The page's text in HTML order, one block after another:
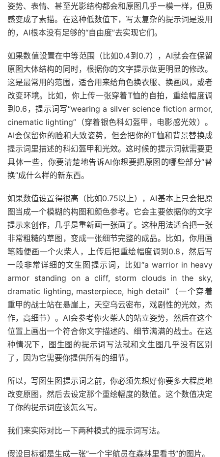
姿势、表情、甚至光影结构都会和原图几乎一模一样，但质
感变成了素描。在这种低数值下，写太复杂的提示词是没用
的，AI根本没有足够的“自由度”去实现它们。
如果数值设置在中等范围（比如0.4到0.7），AI就会在保留
原图大体结构的同时，根据你的文字提示做更明显的修改。
这是最常用的范围，适合用来给角色换衣服、换画风，或者
改变环境。比如，你上传一张穿着T恤的自拍，重绘幅度调
到0.6，提示词写“wearing a silver science fiction armor,
cinematic lighting”（穿着银色科幻盔甲，电影感光效）。
AI会保留你的脸和大致姿势，但会把你的T恤和背景替换成
提示词里描述的科幻盔甲和光效。这时候的提示词就需要更
具体一些，你要清楚地告诉AI你想要把原图的哪些部分“替
换”成什么样的新东西。
如果数值设置得很高（比如0.75以上），AI基本上只会把原
图当成一个模糊的构图和颜色参考。它会主要依据你的文字
提示来创作，几乎是重新画一张画了。这种用法适合把一张
非常粗糙的草图，变成一张细节完整的成品。比如，你用画
笔随便画一个火柴人，上传后把重绘幅度调到0.8，然后写
一段非常详细的文生图提示词，比如“a warrior in heavy
armor standing on a cliff, storm clouds in the sky,
dramatic lighting, masterpiece, high detail”（一个穿着
重甲的战士站在悬崖上，天空乌云密布，戏剧性的光效，杰
作，高细节）。AI会参考你火柴人的站立姿势，然后在这个
位置上画出一个符合你文字描述的、细节满满的战士。在这
种情况下，图生图的提示词写法就和文生图几乎没有区别
了，因为它需要你提供所有的细节。
所以，写图生图提示词之前，你必须先想好你要多大程度地
改变原图，然后去设定那个重绘幅度的数值。这个数值决定
了你的提示词应该怎么写。
我们来实际对比一下两种模式的提示词写法。
假设目标都是生成一张“一个宇航员在森林里看书”的图片。